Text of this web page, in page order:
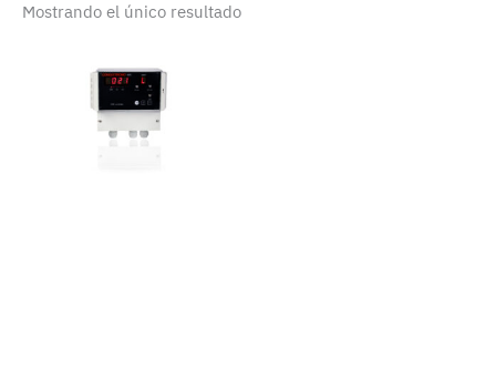
Mostrando el único resultado